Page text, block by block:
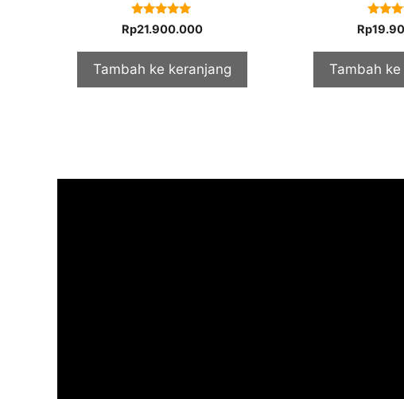
5.00
out of 5
Rp21.900.000
Tambah ke keranjang
out
Rp
Tambah